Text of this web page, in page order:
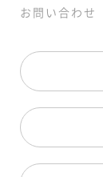
お問い合わせ